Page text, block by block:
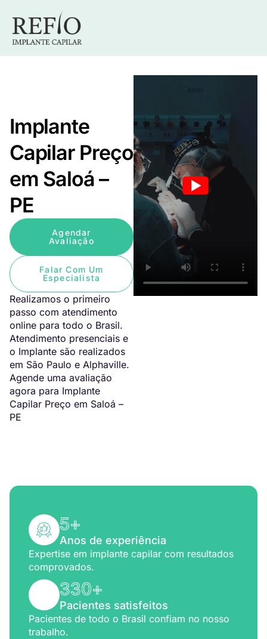
Implante
Capilar Preço
em Saloá –
PE
Agendar
Avaliação
Falar Com Um
Especialista
Realizamos o primeiro
passo com atendimento
online para todo o Brasil.
Atendimento presenciais e
o Implante são realizados
em São Paulo e Alphaville.
Agende uma avaliação
agora para Implante
Capilar Preço em Saloá –
PE
5+
Anos de experiência
Expertise em implante capilar com resultados
comprovados.
330+
Pacientes satisfeitos
Pacientes de todo o Brasil confiam no nosso
trabalho.